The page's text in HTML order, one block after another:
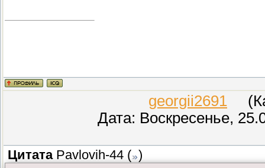
georgii2691
Дата: Воскресенье,
Цитата Pavlovih-44 ( )